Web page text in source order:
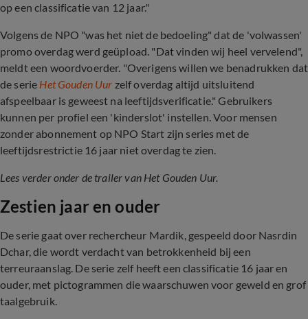
op een classificatie van 12 jaar."
Volgens de NPO "was het niet de bedoeling" dat de 'volwassen'
promo overdag werd geüpload. "Dat vinden wij heel vervelend",
meldt een woordvoerder. "Overigens willen we benadrukken dat
de serie Het Gouden Uur zelf overdag altijd uitsluitend
afspeelbaar is geweest na leeftijdsverificatie." Gebruikers
kunnen per profiel een 'kinderslot' instellen. Voor mensen
zonder abonnement op NPO Start zijn series met de
leeftijdsrestrictie 16 jaar niet overdag te zien.
Lees verder onder de trailer van Het Gouden Uur.
Zestien jaar en ouder
De serie gaat over rechercheur Mardik, gespeeld door Nasrdin
Dchar, die wordt verdacht van betrokkenheid bij een
terreuraanslag. De serie zelf heeft een classificatie 16 jaar en
ouder, met pictogrammen die waarschuwen voor geweld en grof
taalgebruik.